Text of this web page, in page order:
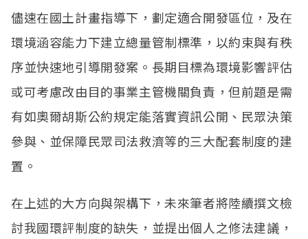
儘速在國土計畫指導下，劃定適合開發區位，及在
環境涵容能力下建立總量管制標準，以約束與有秩
序並快速地引導開發案。長期目標為環境影響評估
或可考慮改由目的事業主管機關負責，但前題是需
有如奧爾胡斯公約規定能落實資訊公開、民眾決策
參與、並保障民眾司法救濟等的三大配套制度的建
置。
在上述的大方向與架構下，未來筆者將陸續撰文檢
討我國環評制度的缺失，並提出個人之修法建議，